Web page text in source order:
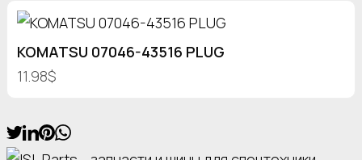
KOMATSU 07046-43516 PLUG
11.98$